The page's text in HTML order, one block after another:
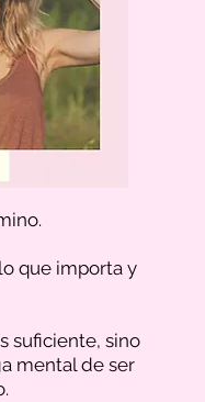
que importa y
suficiente, sino
mental de ser